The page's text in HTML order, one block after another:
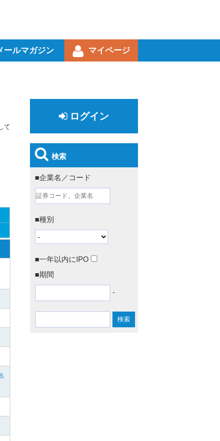
ールマガジン マイページ
て
ログイン
検索
■企業名／コード
■種別
■一年以内にIPO
■期間
-